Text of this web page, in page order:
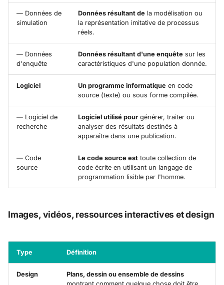
— Données de
simulation
Données résultant de la modélisation ou
la représentation imitative de processus
réels.
— Données
d'enquête
Données résultant d'une enquête sur les
caractéristiques d'une population donnée.
Logiciel Un programme informatique en code
source (texte) ou sous forme compilée.
— Logiciel de
recherche
Logiciel utilisé pour générer, traiter ou
analyser des résultats destinés à
apparaître dans une publication.
— Code
source
Le code source est toute collection de
code écrite en utilisant un langage de
programmation lisible par l'homme.
Images, vidéos, ressources interactives et design
Type Définition
Design
Plans, dessin ou ensemble de dessins